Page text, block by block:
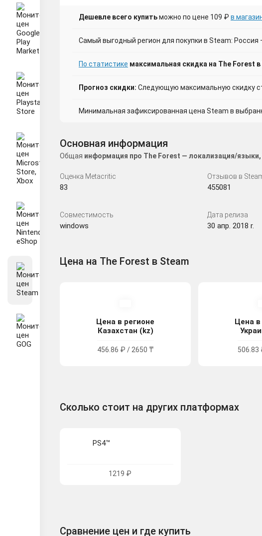
Дешевле всего купитьможно по цене 109 ₽ в
Самый выгодный регион для покупки в Steam: Россия
По статистике максимальная скидка на The Forest в
Прогноз скидки: Следующую максимальную скидку
Минимальная зафиксированная цена Steam в
Основная информация
Общая информация про The Forest — локализация/
Оценка Metacritic
83
Отзывов в
455081
Совместимость
windows
Дата релиза
30 апр. 2018 r.
Цена на The Forest в Steam
Цена в регионе
Казахстан (kz)
456.86 ₽ / 2650 ₸
Цена в
506.83
Сколько стоит на других платформах
PS4™
1219 ₽
Сравнение цен и где купить